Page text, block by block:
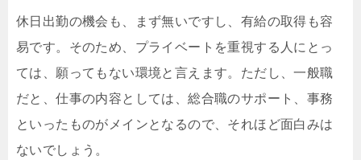
休日出勤の機会も、まず無いですし、有給の取得も容
易です。そのため、プライベートを重視する人にとっ
ては、願ってもない環境と言えます。ただし、一般職
だと、仕事の内容としては、総合職のサポート、事務
といったものがメインとなるので、それほど面白みは
ないでしょう。